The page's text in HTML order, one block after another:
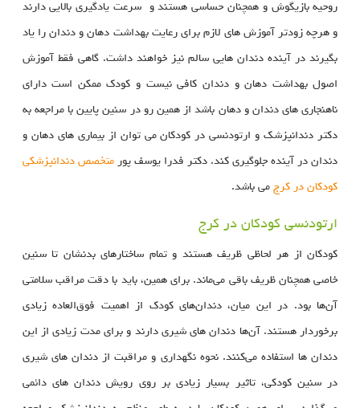
روحیه بازیگوش و همچنان حساسی هستند و سرعت یادگیری بالایی دارند
و هرچه زودتر آموزش های لازم برای رعایت بهداشت دهان و دندان را یاد
بگیرند در آینده دندان هایی سالم نیز خواهند داشت. گاهی فقط آموزش
اصول بهداشت دهان و دندان کافی نیست و کودک ممکن است دارای
ناهنجاری های دندان و دهان باشد از همین رو در سنین پایین با مراجعه به
دکتر دندانپزشک و ارتودنسی در کودکان می توان از بیماری های دهان و
دندان در آینده جلوگیری کند. دکتر فدرا یوسف پورمتخصص دندانپزشکی
کودکان در کرجمی باشد.
ارتودنسی کودکان در کرج
کودکان از هر لحاظی ظریف هستند و تمام ساختارهای بدنشان تا سنین
خاصی همچنان ظریف باقی می‌ماند. برای همین، باید با دقت مراقب سلامتی
آن‌ها بود. در این میان، دندان‌های کودک از اهمیت فوق‌العاده زیادی
برخوردار هستند. آن‌ها دندان های شیری دارند و برای مدت زیادی از این
دندان ها استفاده می‌کنند. نحوه نگهداری و مراقبت از دندان‌ های شیری
در سنین کودکی، تاثیر بسیار زیادی بر روی رویش دندان های دائمی